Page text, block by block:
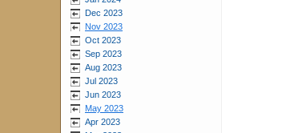
Dec 2023
Nov 2023
Oct 2023
Sep 2023
Aug 2023
Jul 2023
Jun 2023
May 2023
Apr 2023